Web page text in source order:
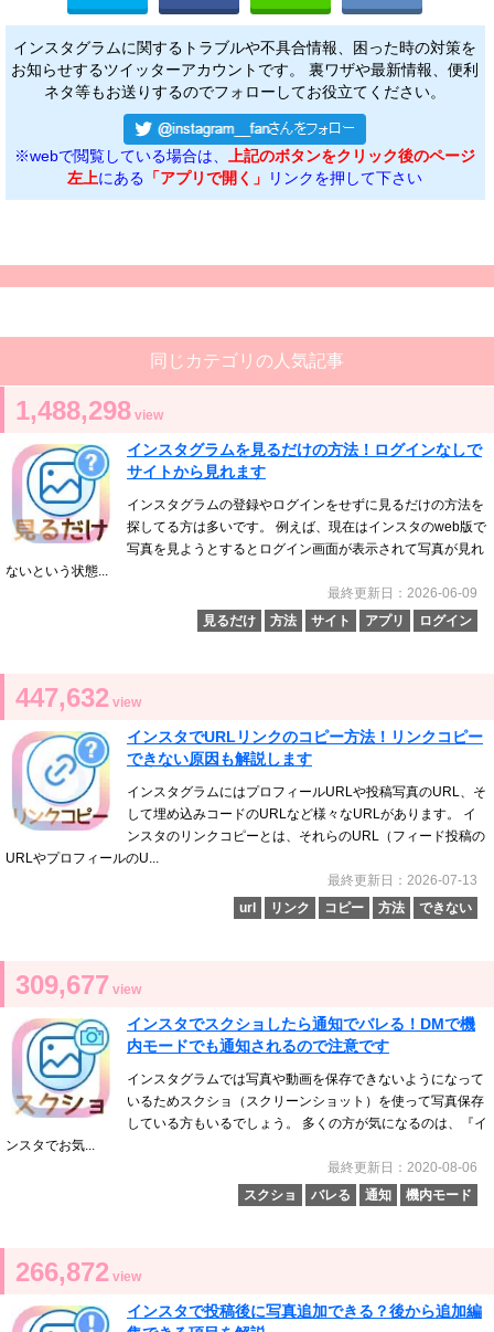
インスタグラムに関するトラブルや不具合情報、困った時の対策を
お知らせするツイッターアカウントです。 裏ワザや最新情報、便利
ネタ等もお送りするのでフォローしてお役立てください。
※webで閲覧している場合は、
上記のボタンをクリック後のページ
左上にある 「アプリで開く」 リンクを押して下さい
同じカテゴリの人気記事
1,488,298 view
インスタグラムを見るだけの方法！ログインなしで
サイトから見れます
インスタグラムの登録やログインをせずに見るだけの方法を
探してる方は多いです。 例えば、現在はインスタのweb版で
写真を見ようとするとログイン画面が表示されて写真が見れ
ないという状態...
最終更新日：2026-06-09
見るだけ
方法 サイト アプリ ログイン
447,632 view
インスタでURLリンクのコピー方法！リンクコピー
できない原因も解説します
インスタグラムにはプロフィールURLや投稿写真のURL、そ
して埋め込みコードのURLなど様々なURLがあります。 イ
ンスタのリンクコピーとは、それらのURL（フィード投稿の
URLやプロフィールのU...
最終更新日：2026-07-13
url
リンク コピー 方法 できない
309,677 view
インスタでスクショしたら通知でバレる！DMで機
内モードでも通知されるので注意です
インスタグラムでは写真や動画を保存できないようになって
いるためスクショ（スクリーンショット）を使って写真保存
している方もいるでしょう。 多くの方が気になるのは、『イ
ンスタでお気...
最終更新日：2020-08-06
スクショ
バレる 通知 機内モード
266,872 view
インスタで投稿後に写真追加できる？後から追加編